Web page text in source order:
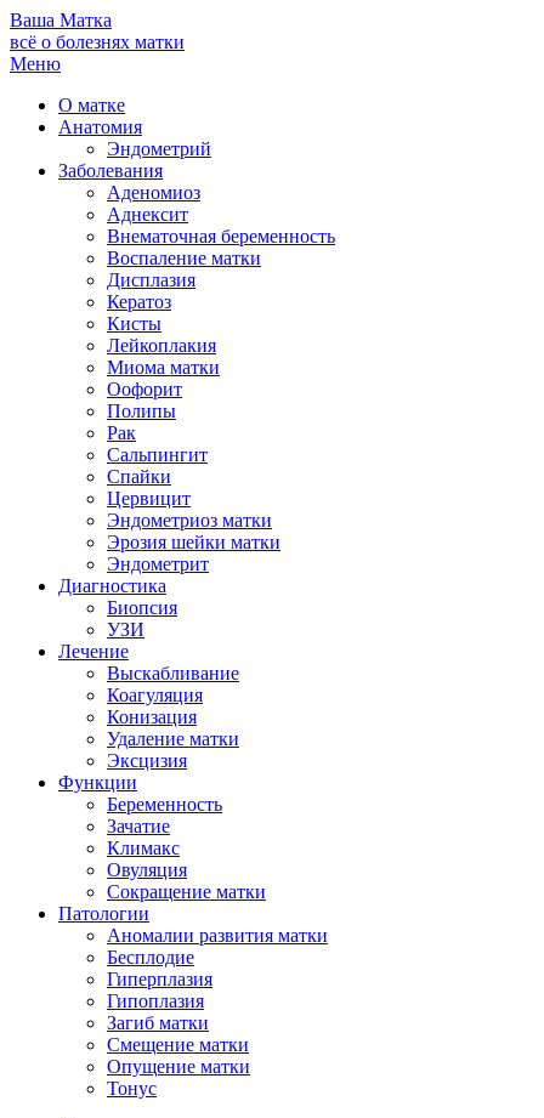
Ваша Матка
всё о болезнях матки
Меню
О матке
Анатомия
Эндометрий
Заболевания
Аденомиоз
Аднексит
Внематочная беременность
Воспаление матки
Дисплазия
Кератоз
Кисты
Лейкоплакия
Миома матки
Оофорит
Полипы
Рак
Сальпингит
Спайки
Цервицит
Эндометриоз матки
Эрозия шейки матки
Эндометрит
Диагностика
Биопсия
УЗИ
Лечение
Выскабливание
Коагуляция
Конизация
Удаление матки
Эксцизия
Функции
Беременность
Зачатие
Климакс
Овуляция
Сокращение матки
Патологии
Аномалии развития матки
Бесплодие
Гиперплазия
Гипоплазия
Загиб матки
Смещение матки
Опущение матки
Тонус